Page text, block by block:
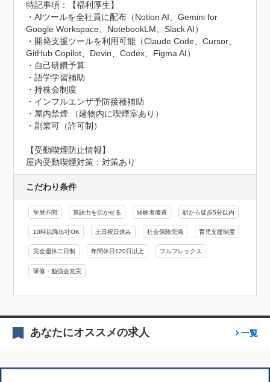
特記事項：【福利厚生】
・AIツールを全社員に配布（Notion AI、Gemini for
Google Workspace、NotebookLM、Slack AI）
・開発支援ツールを利用可能（Claude Code、Cursor、
GitHub Copilot、Devin、Codex、Figma AI）
・自己研鑽予算
・語学学習補助
・持株会制度
・インフルエンザ予防接種補助
・屋内禁煙 （建物内に喫煙室あり）
・副業可（許可制）
【受動喫煙防止情報】
屋内受動喫煙対策：対策あり
こだわり条件
学歴不問 英語力を活かせる 経験者優遇 駅から徒歩5分以内
10時以降出社OK 土日祝日休み 社会保険完備 育児支援制度
完全週休二日制 年間休日120日以上 フルフレックス
研修・勉強会充実
あなたにオススメの求人 一覧